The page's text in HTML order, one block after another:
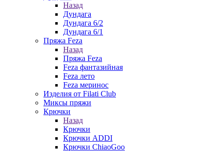
Назад
Дундага
Дундага 6/2
Дундага 6/1
Пряжа Feza
Назад
Пряжа Feza
Feza фантазийная
Feza лето
Feza меринос
Изделия от Filati Club
Миксы пряжи
Крючки
Назад
Крючки
Крючки ADDI
Крючки ChiaoGoo